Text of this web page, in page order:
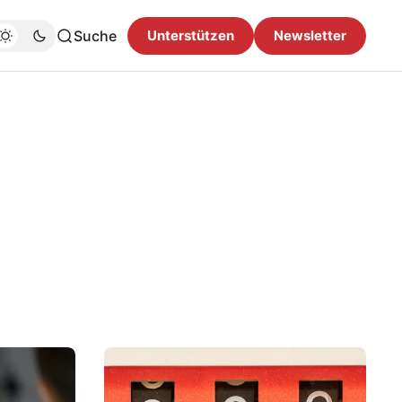
Suche Unterstützen Newsletter